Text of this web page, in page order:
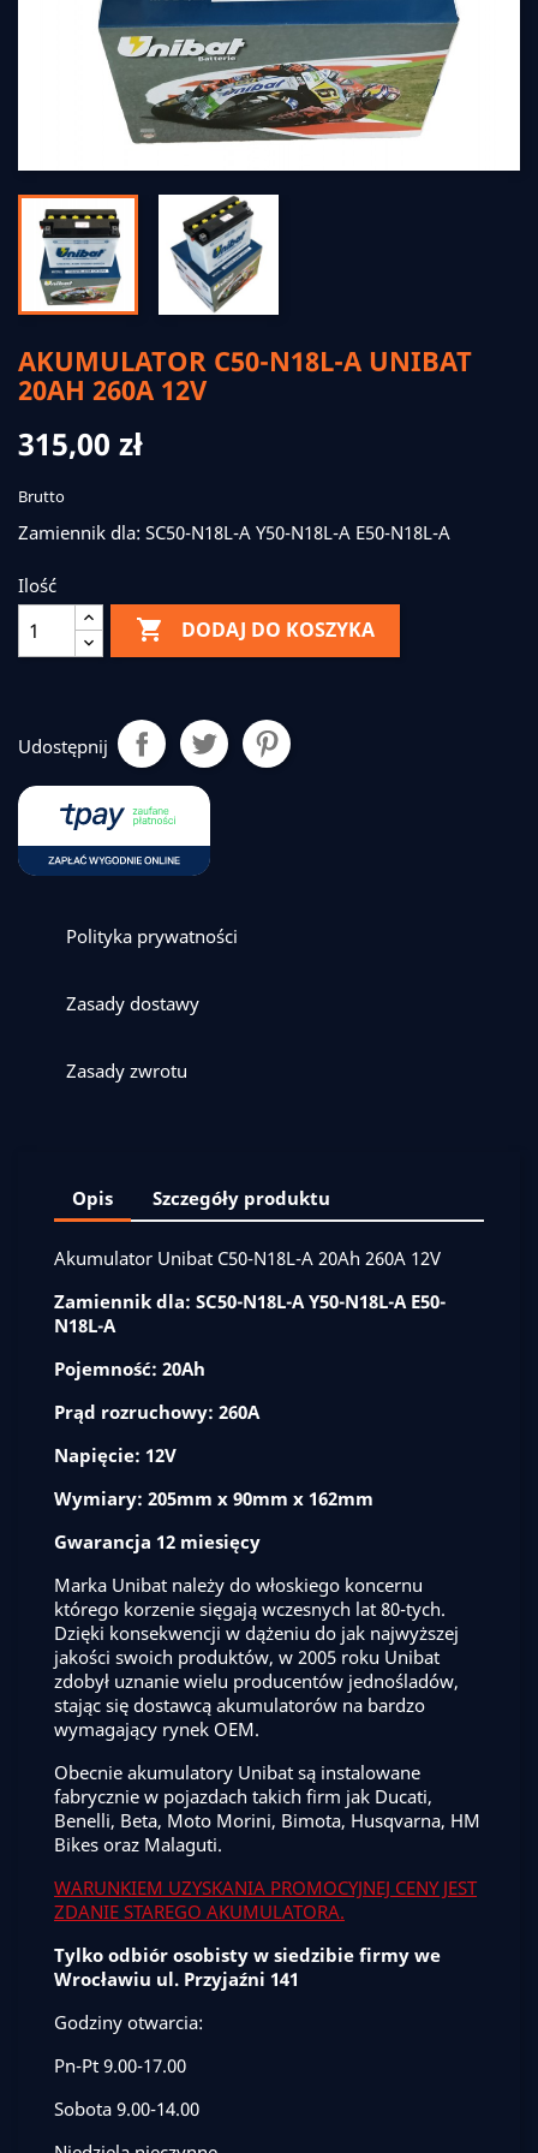
AKUMULATOR C50-N18L-A UNIBAT
20AH 260A 12V
315,00 zł
Brutto
Zamiennik dla: SC50-N18L-A Y50-N18L-A E50-N18L-A
Ilość
 DODAJ DO KOSZYKA
Udostępnij
Polityka prywatności
Zasady dostawy
Zasady zwrotu
Opis Szczegóły produktu
Akumulator Unibat C50-N18L-A 20Ah 260A 12V
Zamiennik dla: SC50-N18L-A Y50-N18L-A E50-
N18L-A
Pojemność: 20Ah
Prąd rozruchowy: 260A
Napięcie: 12V
Wymiary: 205mm x 90mm x 162mm
Gwarancja 12 miesięcy
Marka Unibat należy do włoskiego koncernu
którego korzenie sięgają wczesnych lat 80-tych.
Dzięki konsekwencji w dążeniu do jak najwyższej
jakości swoich produktów, w 2005 roku Unibat
zdobył uznanie wielu producentów jednośladów,
stając się dostawcą akumulatorów na bardzo
wymagający rynek OEM.
Obecnie akumulatory Unibat są instalowane
fabrycznie w pojazdach takich firm jak Ducati,
Benelli, Beta, Moto Morini, Bimota, Husqvarna, HM
Bikes oraz Malaguti.
WARUNKIEM UZYSKANIA PROMOCYJNEJ CENY JEST
ZDANIE STAREGO AKUMULATORA.
Tylko odbiór osobisty w siedzibie firmy we
Wrocławiu ul. Przyjaźni 141
Godziny otwarcia:
Pn-Pt 9.00-17.00
Sobota 9.00-14.00